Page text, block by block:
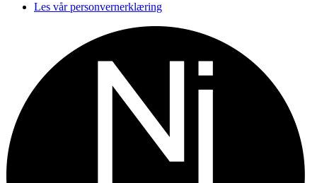
Les vår personvernerklæring